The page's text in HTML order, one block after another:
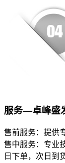
服务—卓峰盛
售前服务：提供
售中服务：专业
日下单，次日到